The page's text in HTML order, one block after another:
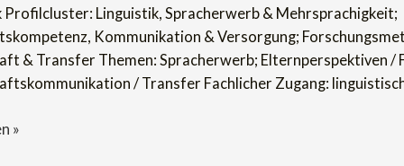
Profilcluster: Linguistik, Spracherwerb & Mehrsprachigkeit;
Kommunikation & Versorgung;
& Transfer Themen: Spracherwerb; Elternperspektiven /
/ Transfer Fachlicher Zugang:
»